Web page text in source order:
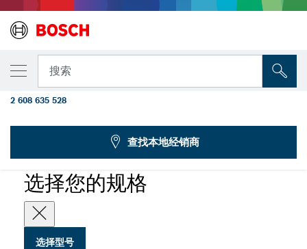
搜索
选择您的规格
选择型号
您选择的型号
PRO专业系列纤维绝缘材料用S1213AWP锯
条，1.5 x 22 x 300毫米，2件装
2 608 635 528
查找本地经销商